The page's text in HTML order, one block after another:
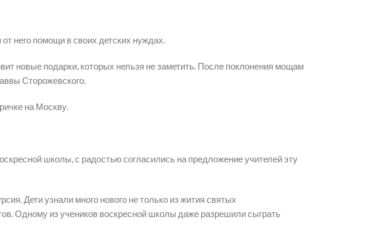
него помощи в своих детских нуждах.
новые подарки, которых нельзя не заметить. После поклонения мощам
Сторожевского.
на Москву.
школы, с радостью согласились на предложение учителей эту
Дети узнали много нового не только из жития святых
Одному из учеников воскресной школы даже разрешили сыграть